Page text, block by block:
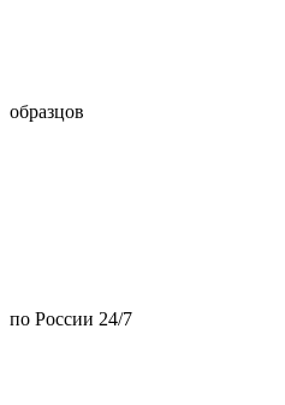
образцов
по России 24/7